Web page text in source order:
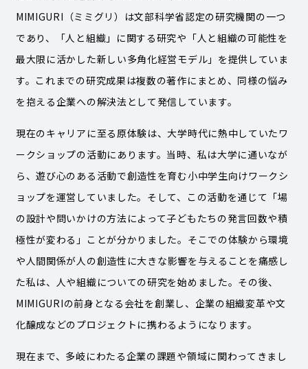
MIMIGURI（ミミグリ）は文部科学省認定の研究機関の一つ
であり、「人と組織」に関する研究や「人と組織の可能性を
最大限に活かした新しい多角化経営モデル」を提供していま
す。これまでの研究成果は複数の著作にまとめ、同様の悩み
を抱える企業への解決法として発信しています。
現在のキャリアに至る原体験は、大学時代に熱中していたワ
ークショップの活動にあります。当時、私は大学に通いなが
ら、遊び心のある活動で創造性を育む小中学生向けワークシ
ョップを運営していました。そして、この活動を通じて「場
の設計や問いかけの方法によって子どもたちの発言回数や積
極性が変わる」ことが分かりました。そこでの体験から環境
や人間関係が人の創造性に大きな影響を与えることを痛感し
た私は、人や組織についての研究を始めました。その後、
MIMIGURIの前身となる会社を創業し、企業の組織変革や文
化醸成などのプロジェクトに携わるようになります。
現在まで、多岐にわたる企業の課題や領域に関わってきまし